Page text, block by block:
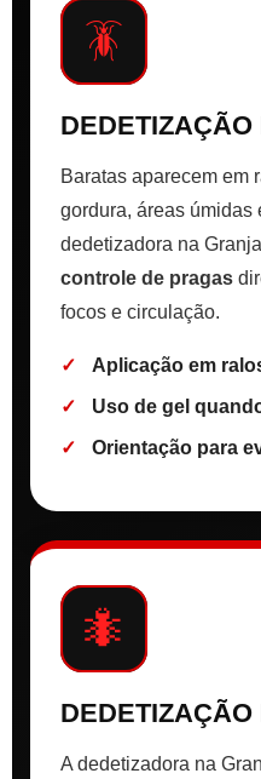
🪳
Baratas aparecem em
gordura, áreas úmidas
dedetizadora na
controle de pragas
focos e circulação.
Aplicação em
Uso de gel
Orientação para
🐜
A dedetizadora na